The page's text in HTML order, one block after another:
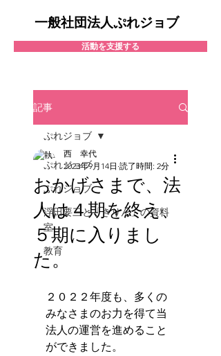
活動を支援する
一般社団法人ぷれジョブ
記事
ぷれジョブ
ぷれジョブ
浮田要三と「きりん」の資料
室
教育
ぷれジョブ
おかげさまで、法
人は４期を終え、
５期に入りまし
た。
西 幸代
2023年9月14日 読了時間: 2分
２０２２年度も、多くの
みなさまのお力を得て当
法人の運営を進めること
ができました。